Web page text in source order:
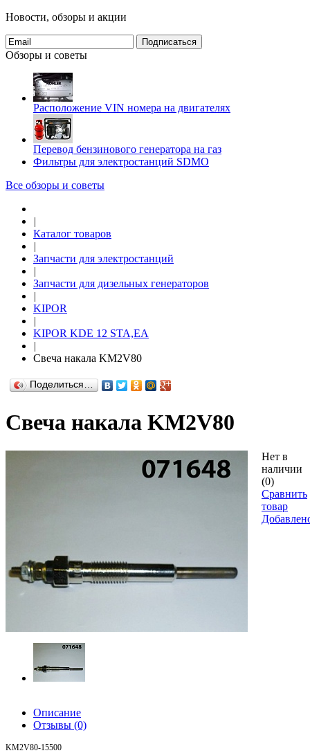
Новости, обзоры и акции
Подписаться
Обзоры и советы
Расположение VIN номера на двигателях
Перевод бензинового генератора на газ
Фильтры для электростанций SDMO
Все обзоры и советы
|
Каталог товаров
|
Запчасти для электростанций
|
Запчасти для дизельных генераторов
|
KIPOR
|
KIPOR KDE 12 STA,EA
|
Свеча накала KM2V80
Поделиться…
Свеча накала KM2V80
Нет в
наличии
(0)
Сравнить
товар
Описание
Отзывы (0)
KM2V80-15500